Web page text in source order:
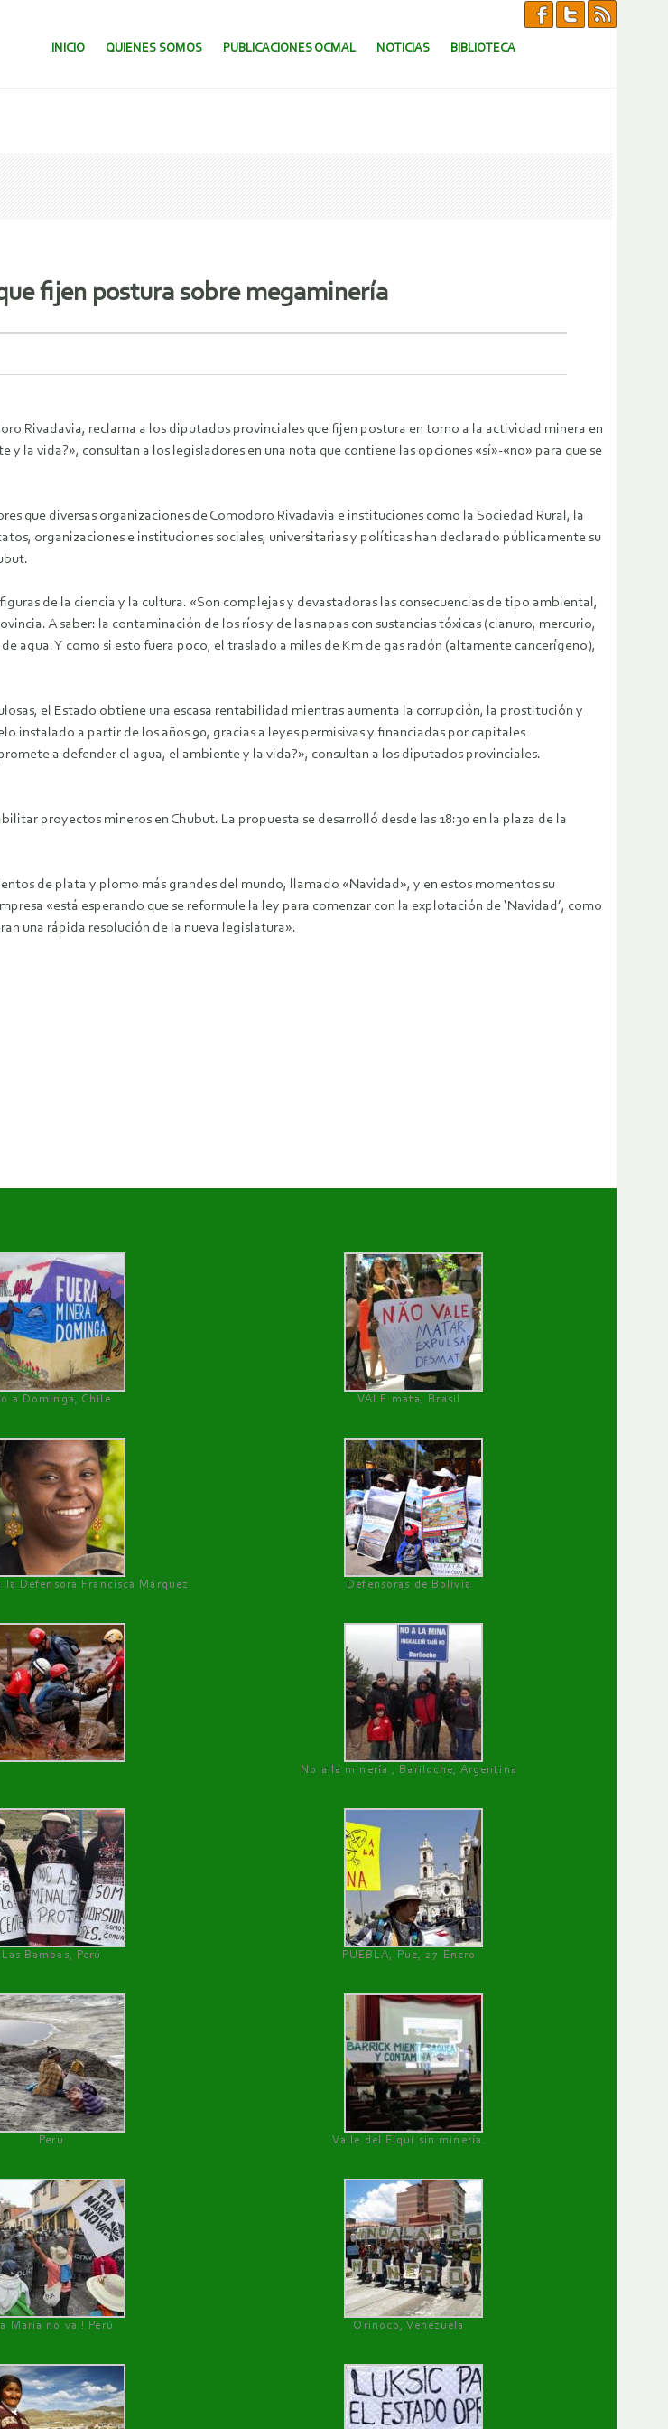
SALTAR AL CONTENIDO.
INICIO QUIENES SOMOS PUBLICACIONES OCMAL NOTICIAS BIBLIOTECA
fijen postura sobre megaminería
Rivadavia, reclama a los diputados provinciales que fijen postura en torno a la actividad minera en
la vida?», consultan a los legisladores en una nota que contiene las opciones «sí»-«no» para que se
que diversas organizaciones de Comodoro Rivadavia e instituciones como la Sociedad Rural, la
organizaciones e instituciones sociales, universitarias y políticas han declarado públicamente su
de la ciencia y la cultura. «Son complejas y devastadoras las consecuencias de tipo ambiental,
A saber: la contaminación de los ríos y de las napas con sustancias tóxicas (cianuro, mercurio,
agua. Y como si esto fuera poco, el traslado a miles de Km de gas radón (altamente cancerígeno),
el Estado obtiene una escasa rentabilidad mientras aumenta la corrupción, la prostitución y
instalado a partir de los años 90, gracias a leyes permisivas y financiadas por capitales
a defender el agua, el ambiente y la vida?», consultan a los diputados provinciales.
proyectos mineros en Chubut. La propuesta se desarrolló desde las 18:30 en la plaza de la
de plata y plomo más grandes del mundo, llamado «Navidad», y en estos momentos su
«está esperando que se reformule la ley para comenzar con la explotación de ‘Navidad’, como
una rápida resolución de la nueva legislatura».
a Dominga, Chile
VALE mata, Brasil
Defensora Francisca Márquez Defensoras de Bolivia
No a la minería , Bariloche, Argentina
Las Bambas, Perú PUEBLA, Pue, 27 Enero
Perú Valle del Elqui sin minería.
María no va ! Perú Orinoco, Venezuela